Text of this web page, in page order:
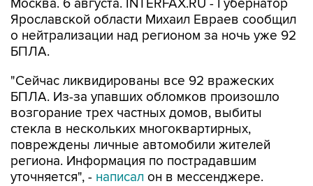
Москва. 6 августа. INTERFAX.RU - Губернатор
Ярославской области Михаил Евраев сообщил
о нейтрализации над регионом за ночь уже 92
БПЛА.
"Сейчас ликвидированы все 92 вражеских
БПЛА. Из-за упавших обломков произошло
возгорание трех частных домов, выбиты
стекла в нескольких многоквартирных,
повреждены личные автомобили жителей
региона. Информация по пострадавшим
уточняется", - написал он в мессенджере.